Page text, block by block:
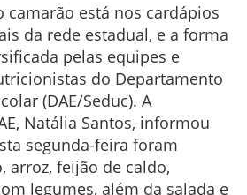
camarão está nos cardápios
da rede estadual, e a forma
pelas equipes e
do Departamento
(DAE/Seduc). A
Natália Santos, informou
segunda-feira foram
arroz, feijão de caldo,
legumes, além da salada e